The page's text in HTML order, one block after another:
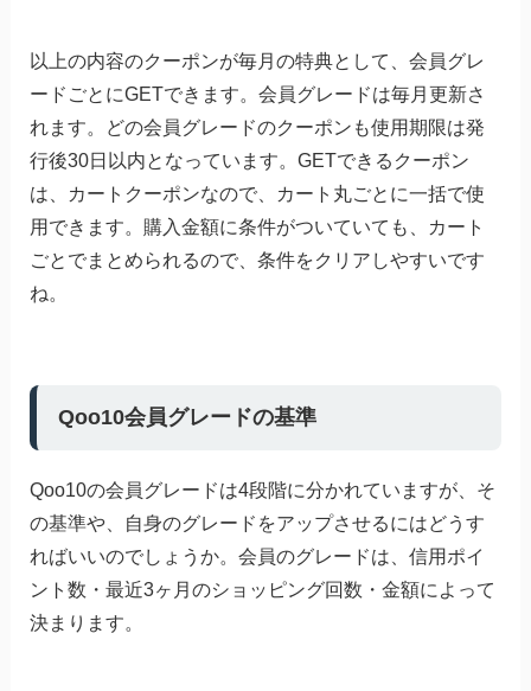
以上の内容のクーポンが毎月の特典として、会員グレ
ードごとにGETできます。会員グレードは毎月更新さ
れます。どの会員グレードのクーポンも使用期限は発
行後30日以内となっています。GETできるクーポン
は、カートクーポンなので、カート丸ごとに一括で使
用できます。購入金額に条件がついていても、カート
ごとでまとめられるので、条件をクリアしやすいです
ね。
Qoo10会員グレードの基準
Qoo10の会員グレードは4段階に分かれていますが、そ
の基準や、自身のグレードをアップさせるにはどうす
ればいいのでしょうか。会員のグレードは、信用ポイ
ント数・最近3ヶ月のショッピング回数・金額によって
決まります。